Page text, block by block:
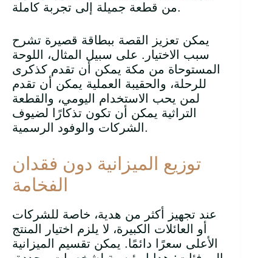
من قطعة جميلة إلى تجربة كاملة.
يمكن تعزيز القصة ببطاقة قصيرة تشرح
سبب الاختيار. على سبيل المثال، اللوحة
المستوحاة من مكة يمكن أن تقدم كذكرى
للرحلة، والحقيبة العملية يمكن أن تقدم
لمن يحب الاستخدام اليومي، والقطعة
التراثية يمكن أن تكون تذكارًا لضيوف
الشركات والوفود الرسمية.
توزيع الميزانية دون فقدان
الفخامة
عند تجهيز أكثر من هدية، خاصة للشركات
أو العائلات الكبيرة، لا يلزم اختيار المنتج
الأعلى سعرًا دائمًا. يمكن تقسيم الميزانية